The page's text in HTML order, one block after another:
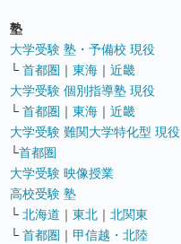
塾
大学受験 塾・予備校 現役
└ 首都圏 ｜ 東海 ｜ 近畿
大学受験 個別指導塾 現役
└ 首都圏 ｜ 東海 ｜ 近畿
大学受験 難関大学特化型 現役
└首都圏
大学受験 映像授業
高校受験 塾
└ 北海道 ｜ 東北 ｜ 北関東
└ 首都圏 ｜ 甲信越・北陸